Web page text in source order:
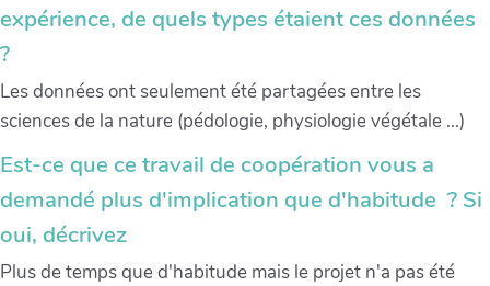
expérience, de quels types étaient ces données
?
Les données ont seulement été partagées entre les
sciences de la nature (pédologie, physiologie végétale ...)
Est-ce que ce travail de coopération vous a
demandé plus d'implication que d'habitude ? Si
oui, décrivez
Plus de temps que d'habitude mais le projet n'a pas été